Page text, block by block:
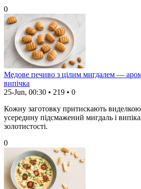
0
Медове печиво з цілим мигдалем —
випічка
25-Jun, 00:30 • 219 • 0
Кожну заготовку притискають
усередину підсмажений мигдаль і
золотистості.
0